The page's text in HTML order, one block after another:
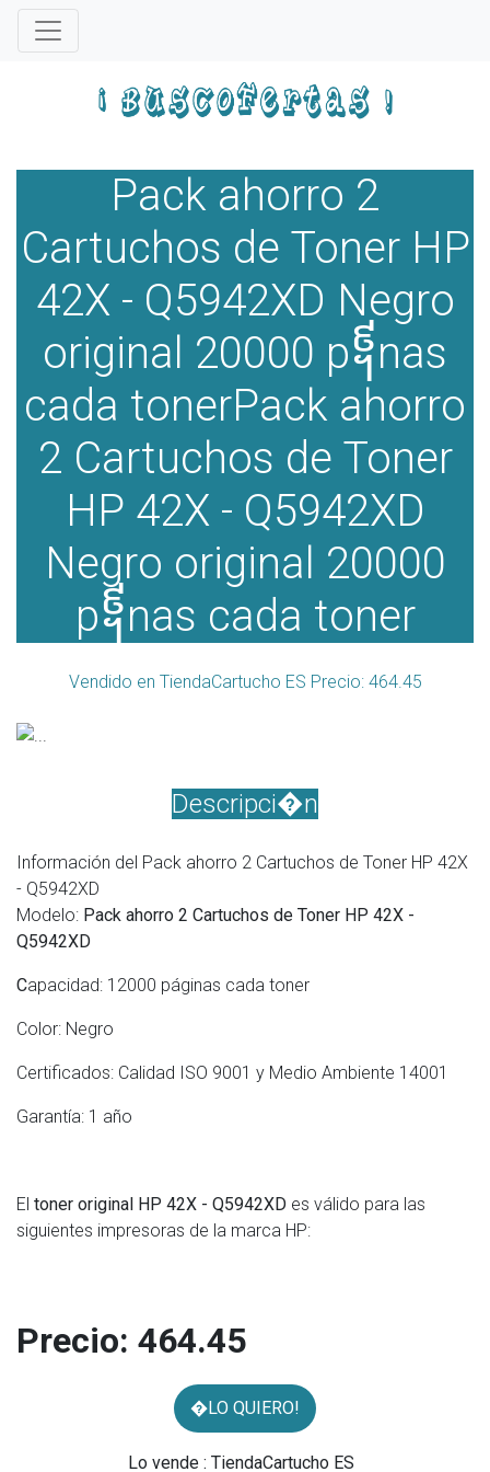
Pack ahorro 2
Cartuchos de Toner HP
42X - Q5942XD Negro
original 20000 p᧩nas
cada tonerPack ahorro
2 Cartuchos de Toner
HP 42X - Q5942XD
Negro original 20000
p᧩nas cada toner
Vendido en TiendaCartucho ES Precio: 464.45
Descripci�n
Información del Pack ahorro 2 Cartuchos de Toner HP 42X
- Q5942XD
Modelo: Pack ahorro 2 Cartuchos de Toner HP 42X -
Q5942XD
Capacidad: 12000 páginas cada toner
Color: Negro
Certificados: Calidad ISO 9001 y Medio Ambiente 14001
Garantía: 1 año
El toner original HP 42X - Q5942XD es válido para las
siguientes impresoras de la marca HP:
Precio: 464.45
�LO QUIERO!
Lo vende : TiendaCartucho ES